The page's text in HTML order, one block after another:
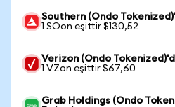
Southern (Ondo
1 SOon eşittir $130,52
Verizon (Ondo
1 VZon eşittir $67,60
Grab Holdings (Ondo